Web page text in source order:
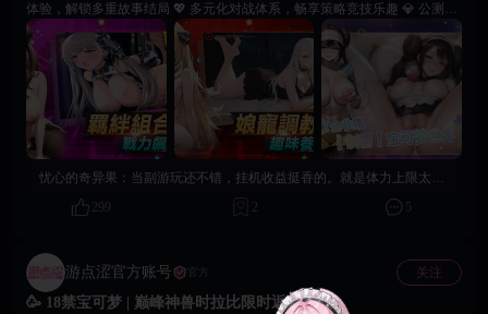
体验，解锁多重故事结局 💖 多元化对战体系，畅享策略竞技乐趣 💎 公测专
属福利 💎 🎁 登录即领：SSR级精灵和钻石资源道具 🎁 七日签到：限定皮肤
及大量培养素材 🎁 首充特惠：双倍钻石返还，解锁限定精灵 🎁 即刻启程，
书写属于您的精灵传说！ 🙌 冒险的号角已经吹响，传奇的篇章待您书写！
立即下载，开启专属您的精灵契约！
忧心的奇异果： 当副游玩还不错，挂机收益挺香的。就是体力上限太低了，上班摸鱼时清两次就没了，建议多送点道具！
299
2 5
游点涩官方账号 官方 关注
🥳 18禁宝可梦 | 巅峰神兽时拉比限时返场！